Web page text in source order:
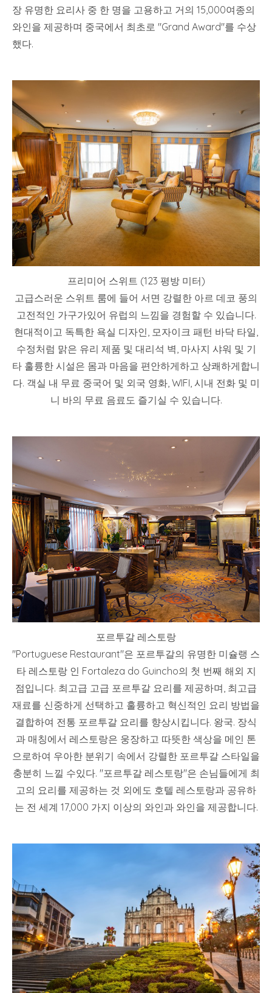
장 유명한 요리사 중 한 명을 고용하고 거의 15,000여종의
와인을 제공하며 중국에서 최초로 "Grand Award"를 수상
했다.
프리미어 스위트 (123 평방 미터)
고급스러운 스위트 룸에 들어 서면 강렬한 아르 데코 풍의
고전적인 가구가있어 유럽의 느낌을 경험할 수 있습니다.
현대적이고 독특한 욕실 디자인, 모자이크 패턴 바닥 타일,
수정처럼 맑은 유리 제품 및 대리석 벽, 마사지 샤워 및 기
타 훌륭한 시설은 몸과 마음을 편안하게하고 상쾌하게합니
다. 객실 내 무료 중국어 및 외국 영화, WIFI, 시내 전화 및 미
니 바의 무료 음료도 즐기실 수 있습니다.
포르투갈 레스토랑
"Portuguese Restaurant"은 포르투갈의 유명한 미슐랭 스
타 레스토랑 인 Fortaleza do Guincho의 첫 번째 해외 지
점입니다. 최고급 고급 포르투갈 요리를 제공하며, 최고급
재료를 신중하게 선택하고 훌륭하고 혁신적인 요리 방법을
결합하여 전통 포르투갈 요리를 향상시킵니다. 왕국. 장식
과 매칭에서 레스토랑은 웅장하고 따뜻한 색상을 메인 톤
으로하여 우아한 분위기 속에서 강렬한 포르투갈 스타일을
충분히 느낄 수있다. "포르투갈 레스토랑"은 손님들에게 최
고의 요리를 제공하는 것 외에도 호텔 레스토랑과 공유하
는 전 세계 17,000 가지 이상의 와인과 와인을 제공합니다.